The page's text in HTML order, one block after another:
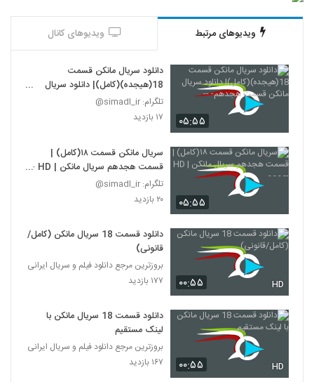
ویدیوهای مرتبط ویدیوهای کانال
۰۵:۵۵
دانلود سریال مانکن قسمت
18(هیجده)(کامل)| دانلود سریال
مانکن قسمت هجدهم- --
تلگرام: simadl_ir@
۱۷ بازدید
۰۵:۵۵
سریال مانکن قسمت ۱۸(کامل) |
قسمت هجدهم سریال مانکن | HD --
- - -
تلگرام: simadl_ir@
۲۰ بازدید
۰۰:۵۵ HD
دانلود قسمت 18 سریال مانکن (کامل/
قانونی)
بروزترین مرجع دانلود فیلم و سریال ایرانی
۱۷۷ بازدید
۰۰:۵۵ HD
دانلود قسمت 18 سریال مانکن با
لینک مستقیم
بروزترین مرجع دانلود فیلم و سریال ایرانی
۱۶۷ بازدید